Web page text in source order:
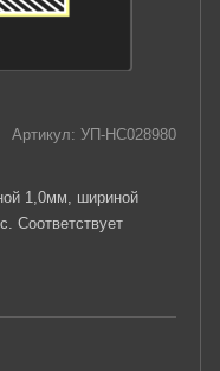
Артикул: УП-НС028980
1,0мм, шириной
Соответствует